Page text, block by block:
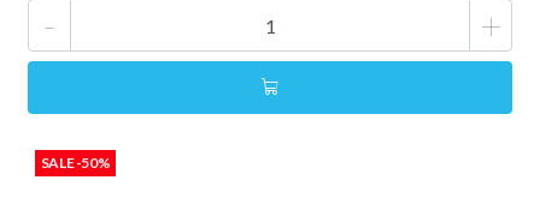
- +
SALE -50%